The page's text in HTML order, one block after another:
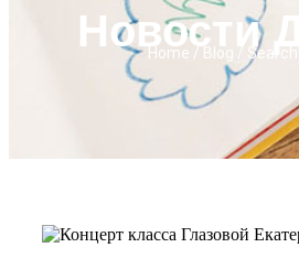
Новости
Home / Blog / Search